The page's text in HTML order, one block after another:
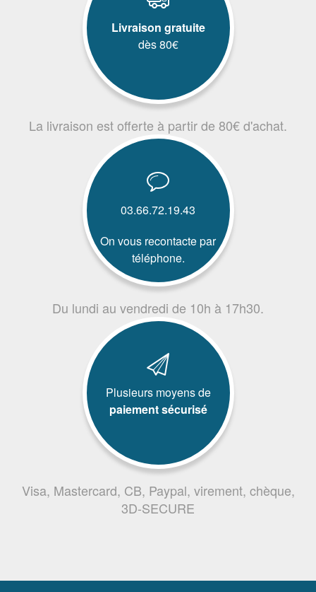
Livraison gratuite
dès 80€
La livraison est offerte à partir de 80€ d'achat.
03.66.72.19.43
On vous recontacte par
téléphone.
Du lundi au vendredi de 10h à 17h30.
Plusieurs moyens de
paiement sécurisé
Visa, Mastercard, CB, Paypal, virement, chèque,
3D-SECURE